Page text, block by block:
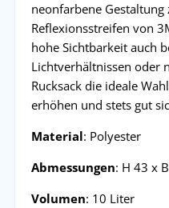
neonfarbene
Reflexionsstreifen von
hohe Sichtbarkeit auch
Lichtverhältnissen oder
Rucksack die ideale
erhöhen und stets gut
Material: Polyester
Abmessungen: H 43 x
Volumen: 10 Liter